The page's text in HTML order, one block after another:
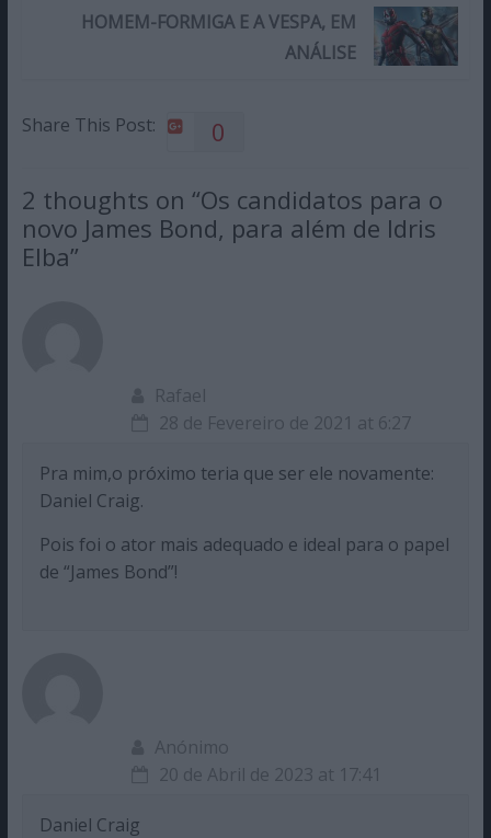
HOMEM-FORMIGA E A VESPA, EM
ANÁLISE
Share This Post: 0
2 thoughts on “Os candidatos para o
novo James Bond, para além de Idris
Elba”
Rafael
28 de Fevereiro de 2021 at 6:27
Pra mim,o próximo teria que ser ele novamente:
Daniel Craig.
Pois foi o ator mais adequado e ideal para o papel
de “James Bond”!
Anónimo
20 de Abril de 2023 at 17:41
Daniel Craig